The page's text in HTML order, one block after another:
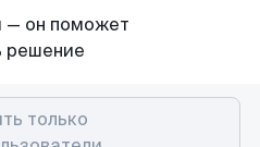
— он поможет
решение